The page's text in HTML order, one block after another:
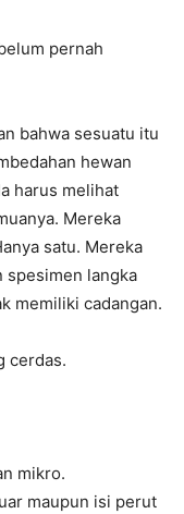
pernah
bahwa sesuatu itu
hewan
harus melihat
Mereka
satu. Mereka
spesimen langka
memiliki cadangan.
cerdas.
mikro.
maupun isi perut